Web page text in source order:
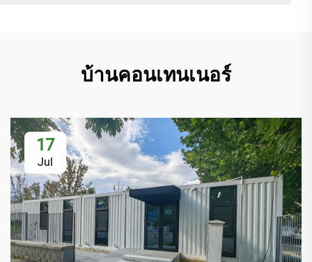
บ้านคอนเทนเนอร์
17
Jul